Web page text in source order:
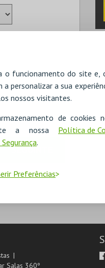
o funcionamento do site e,
personalizar a sua
nossos visitantes.
de cookies
a nossa Política de
.
Preferências
SEGUINTE
Salas 360º